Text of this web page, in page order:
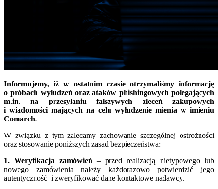
Informujemy, iż w ostatnim czasie otrzymaliśmy informację
o próbach wyłudzeń oraz ataków phishingowych polegających
m.in. na przesyłaniu fałszywych zleceń zakupowych
i wiadomości mających na celu wyłudzenie mienia w imieniu
Comarch.
W związku z tym zalecamy zachowanie szczególnej ostrożności
oraz stosowanie poniższych zasad bezpieczeństwa:
1. Weryfikacja zamówień – przed realizacją nietypowego lub
nowego zamówienia należy każdorazowo potwierdzić jego
autentyczność i zweryfikować dane kontaktowe nadawcy.